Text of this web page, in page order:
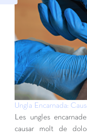
Ungla Encarnada:
Les ungles
causar molt de